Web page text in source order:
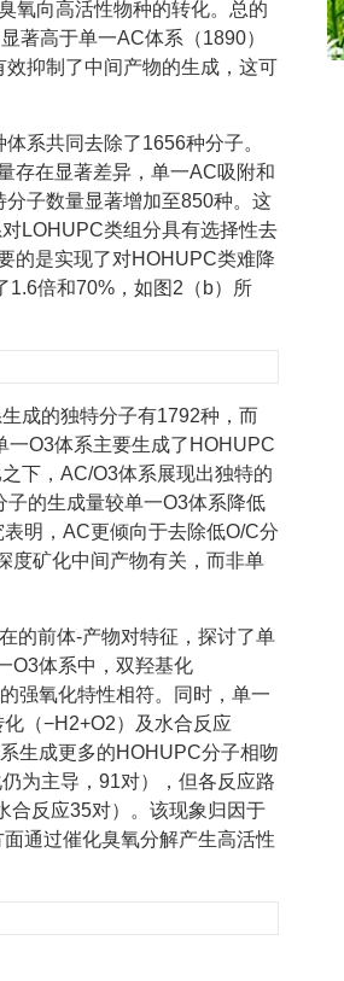
氧向高活性物种的转化。总的
著高于单一AC体系（1890）
抑制了中间产物的生成，这可
系共同去除了1656种分子。
存在显著差异，单一AC吸附和
子数量显著增加至850种。这
LOHUPC类组分具有选择性去
的是实现了对HOHUPC类难降
1.6倍和70%，如图2（b）所
成的独特分子有1792种，而
一O3体系主要生成了HOHUPC
下，AC/O3体系展现出独特的
的生成量较单一O3体系降低
明，AC更倾向于去除低O/C分
度矿化中间产物有关，而非单
的前体-产物对特征，探讨了单
O3体系中，双羟基化
强氧化特性相符。同时，单一
（−H2+O2）及水合反应
生成更多的HOHUPC分子相吻
为主导，91对），但各反应路
合反应35对）。该现象归因于
通过催化臭氧分解产生高活性